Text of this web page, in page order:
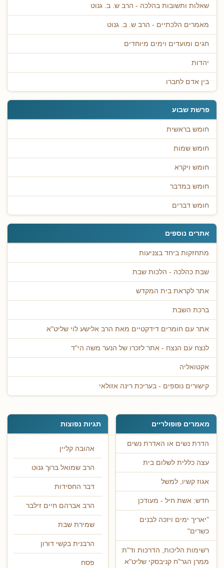
שאלות ותשובות בהלכה - הרב ש. ב. גנוט
מאמרים הלכתיים - הרב ש. ב. גנוט
חגים ומועדים וימים מיוחדים
יהדות
בין אדם לחברו
פרשת שבוע
חומש בראשית
חומש שמות
חומש ויקרא
חומש במדבר
חומש דברים
אתרים נוספים
מתחזקות ביחד בצניעות
שבת כהלכה - הלכות שבת
אתר לקראת בית המקדש
ברכת השבת
אתר עם חומרים דידקטיים מאת הרב אלישע לוי שליט"א
לנצח עם הנצח - אתר לזכרו של הנער משה הי"ד
אקטואליה
קישורים נוספים - בעריכת רינה אזולאי
מאמרים פופולריים
הדרת נשים או האדרת נשים
עצה כללית לשלום בית
אגוז קשיו, למשל
חדש: אשת חיל - מעודכן
"יאריך ימים ויזכה לבנים
כשרים"
רשימות הליכות, הדרכות וד"ת
ממרן הגר"ח קניבסקי שליט"א
תגיות נפוצות
אהובה קליין
הרב שמואל ברוך גנוט
דבר החסידות
הרב אברהם חיים זילבר
שמירת שבת
הרבנית בקשי דורון
פסח